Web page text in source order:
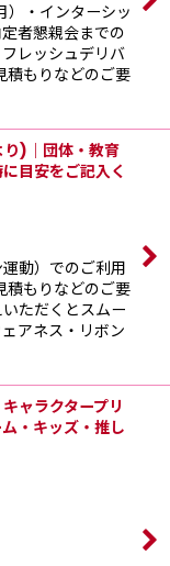
・インターシッ
者懇親会までの
レッシュデリバ
積もりなどのご要
)｜団体・教育
目安をご記入く
動）でのご利用
積もりなどのご要
ただくとスムー
アネス・リボン
ャラクタープリ
・キッズ・推し